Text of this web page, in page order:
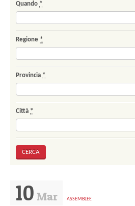
Quando *
Regione *
Provincia *
Città *
10 Mar ASSEMBLEE